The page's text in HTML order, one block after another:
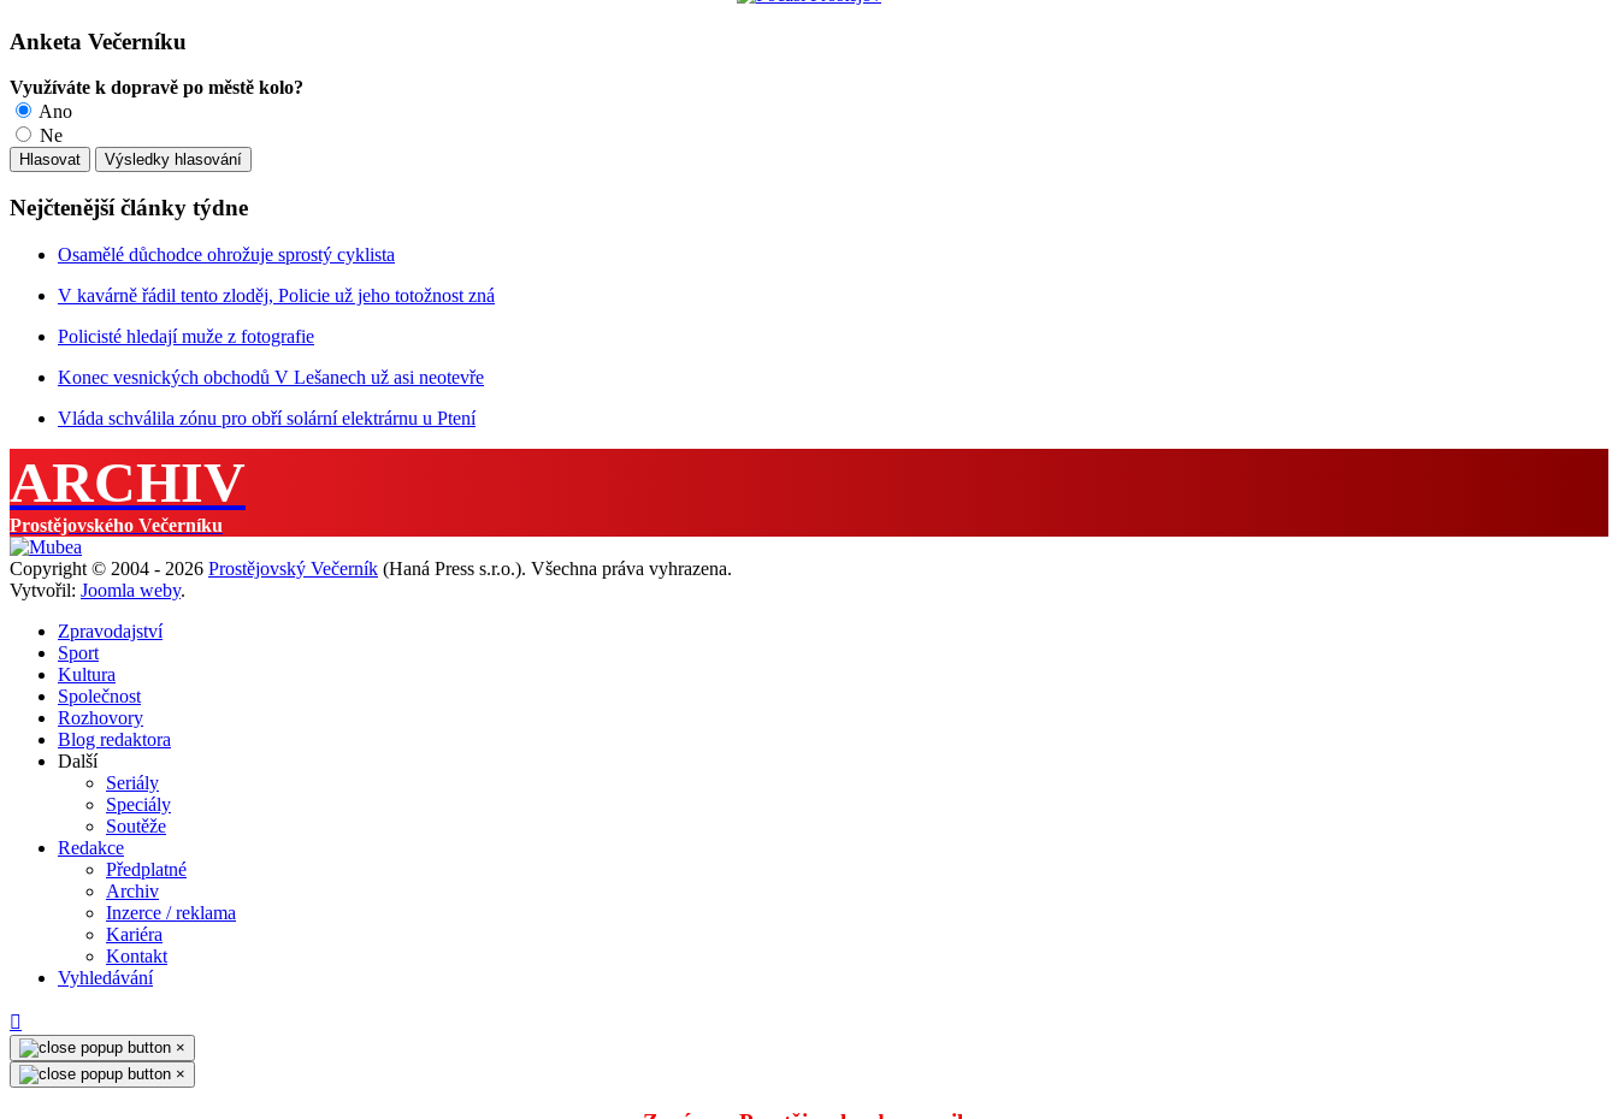
Anketa Večerníku
Využíváte k dopravě po městě kolo?
Ano
Ne
Nejčtenější články týdne
Osamělé důchodce ohrožuje sprostý cyklista
V kavárně řádil tento zloděj, Policie už jeho totožnost zná
Policisté hledají muže z fotografie
Konec vesnických obchodů V Lešanech už asi neotevře
Vláda schválila zónu pro obří solární elektrárnu u Ptení
ARCHIV
Prostějovského Večerníku
Copyright © 2004 - 2026 Prostějovský Večerník (Haná Press s.r.o.). Všechna práva vyhrazena.
Vytvořil: Joomla weby.
Zpravodajství
Sport
Kultura
Společnost
Rozhovory
Blog redaktora
Další
Seriály
Speciály
Soutěže
Redakce
Předplatné
Archiv
Inzerce / reklama
Kariéra
Kontakt
Vyhledávání
×
×